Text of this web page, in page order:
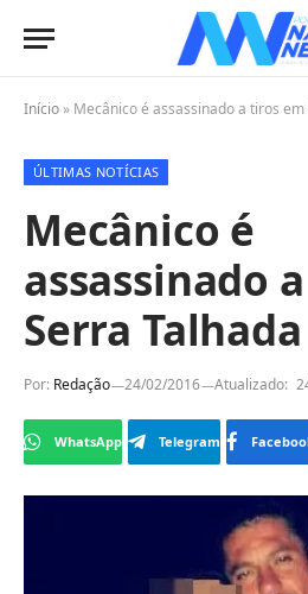
Início » Mecânico é assassinado a tiros em
ÚLTIMAS NOTÍCIAS
Mecânico é
assassinado
Serra Talhada
Por: Redação 24/02/2016 Atualizado:
WhatsApp Telegram